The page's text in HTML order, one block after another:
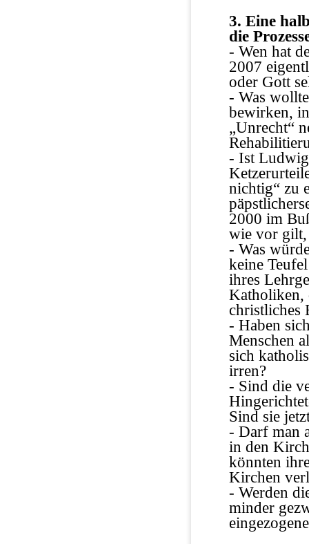
3. Eine
die
- Wen hat
2007
oder Gott
- Was
bewirken,
„Unrecht“
- Ist
nichtig“ zu
2000 im
wie vor gilt,
- Was
keine
ihres
Katholiken,
christliches
- Haben
Menschen
sich
irren?
- Sind die
Sind sie
- Darf man
in den
könnten
Kirchen
- Werden
minder